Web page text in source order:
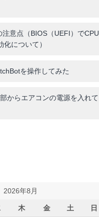
注意点（BIOS（UEFI）でCPU
について）
を操作してみた
からエアコンの電源を入れて
2026年8月
木 金 土 日